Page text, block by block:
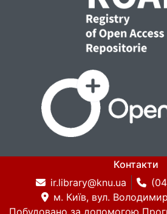
сервери. Проаналізовано
вектори атак, зокрема
engineering, session hijacking.
Розроблено підхід для
пікселі. Запропоновано
дозволяють знаходити
елементи стеження на
аналізувати їхню поведінку
реагувати на ризики витоку
Контакти
ir.library@knu.ua
м. Київ, вул.
Побудовано за допомогою